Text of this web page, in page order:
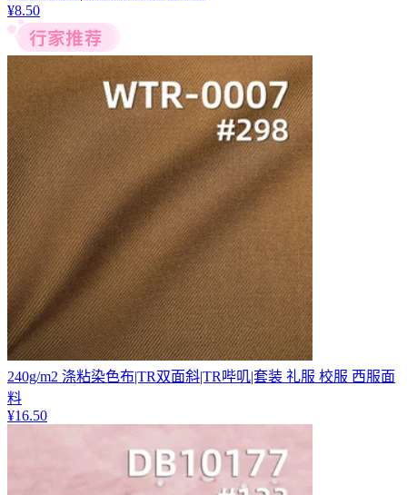
¥8.50
240g/m2 涤粘染色布|TR双面斜|TR哔叽|套装 礼服 校服 西服面
料
¥16.50